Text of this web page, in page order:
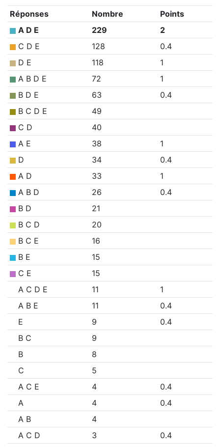
Réponses Nombre
Points
A D E
229
2
C D E
128
0.4
D E
118
1
A B D E
72
1
B D E
63
0.4
B C D E
49
C D
40
A E
38
1
D
34
0.4
A D
33
1
A B D
26
0.4
B D
21
B C D
20
B C E
16
B E
15
C E
15
A C D E
11
1
A B E
11
0.4
E
9
0.4
B C
9
B
8
C
5
A C E
4
0.4
A
4
0.4
A B
4
A C D
3
0.4